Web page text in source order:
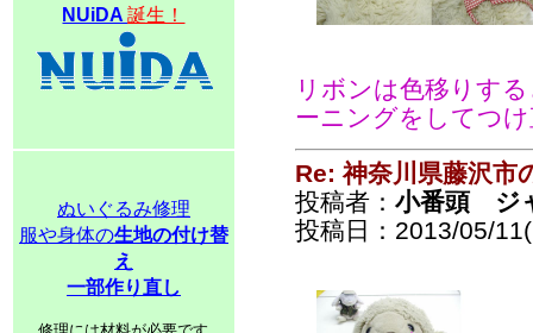
NUiDA誕生！
ぬいぐるみ修理
服や身体の生地の付け替
え
一部作り直し
リボンは色移りす
ーニングをしてつ
Re: 神奈川県藤沢市
投稿者： 小番頭 ジ
投稿日：2013/05/